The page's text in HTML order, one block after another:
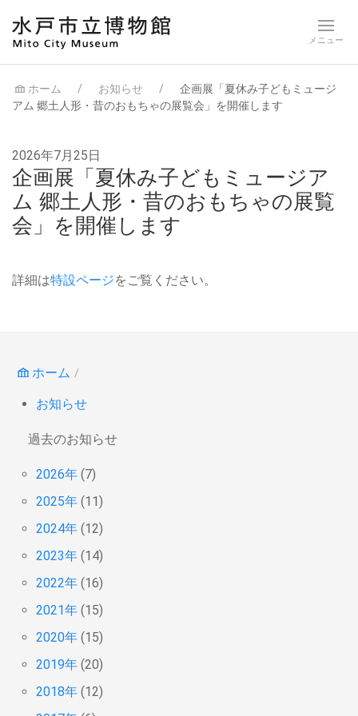
ホーム お知らせ
企画展「夏休み子どもミュージ
アム 郷土人形・昔のおもちゃの展覧会」を開催します
2026年7月25日
企画展「夏休み子どもミュージア
ム 郷土人形・昔のおもちゃの展覧
会」を開催します
詳細は特設ページをご覧ください。
ホーム
お知らせ
過去のお知らせ
2026年 (7)
2025年 (11)
2024年 (12)
2023年 (14)
2022年 (16)
2021年 (15)
2020年 (15)
2019年 (20)
2018年 (12)